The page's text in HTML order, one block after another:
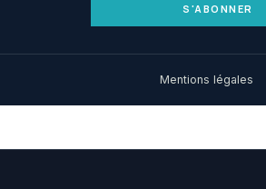
S'ABONNER
Mentions légales